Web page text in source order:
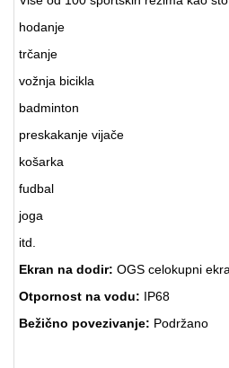
hodanje
trčanje
vožnja bicikla
badminton
preskakanje vijače
košarka
fudbal
joga
itd.
Ekran na dodir: OGS celokupni
Otpornost na vodu: IP68
Bežično povezivanje: Podržano